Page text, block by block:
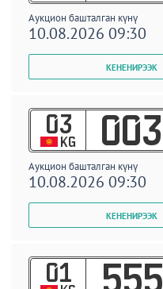
Аукцион башталган күнү
10.08.2026 09:30
03
KG 003
Аукцион башталган күнү
10.08.2026 09:30
01 555